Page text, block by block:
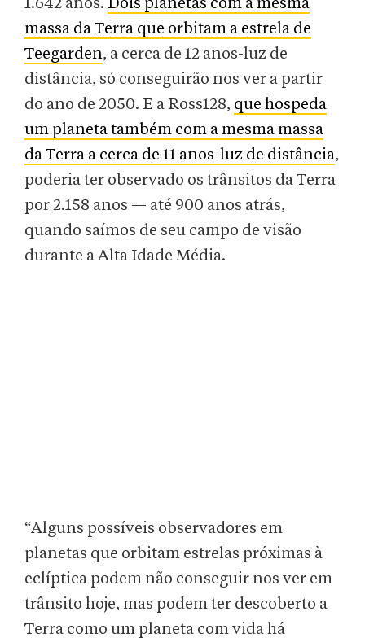
1.642 anos. Dois planetas com a mesma
massa da Terra que orbitam a estrela de
Teegarden, a cerca de 12 anos-luz de
distância, só conseguirão nos ver a partir
do ano de 2050. E a Ross128, que hospeda
um planeta também com a mesma massa
da Terra a cerca de 11 anos-luz de distância,
poderia ter observado os trânsitos da Terra
por 2.158 anos — até 900 anos atrás,
quando saímos de seu campo de visão
durante a Alta Idade Média.
“Alguns possíveis observadores em
planetas que orbitam estrelas próximas à
eclíptica podem não conseguir nos ver em
trânsito hoje, mas podem ter descoberto a
Terra como um planeta com vida há